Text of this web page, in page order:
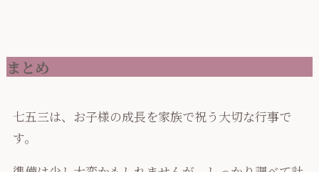
まとめ
七五三は、お子様の成長を家族で祝う大切な行事で
す。